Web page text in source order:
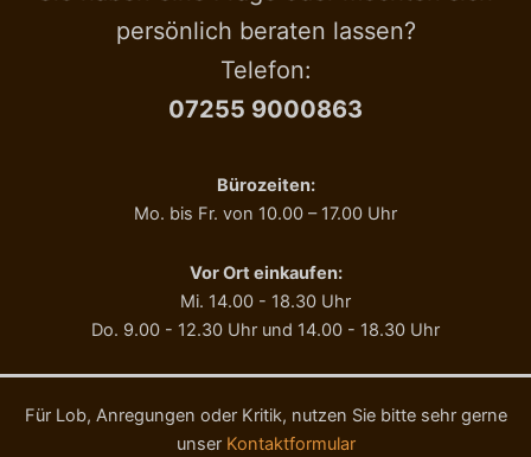
persönlich beraten lassen?
Telefon:
07255 9000863
Bürozeiten:
Mo. bis Fr. von 10.00 – 17.00 Uhr
Vor Ort einkaufen:
Mi. 14.00 - 18.30 Uhr
Do. 9.00 - 12.30 Uhr und 14.00 - 18.30 Uhr
Für Lob, Anregungen oder Kritik, nutzen Sie bitte sehr gerne
unser Kontaktformular